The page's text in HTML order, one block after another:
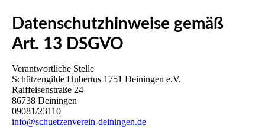
Datenschutzhinweise gemäß
Art. 13 DSGVO
Verantwortliche Stelle
Schützengilde Hubertus 1751 Deiningen e.V.
Raiffeisenstraße 24
86738 Deiningen
09081/23110
info@schuetzenverein-deiningen.de